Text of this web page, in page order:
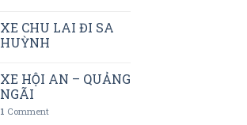
XE CHU LAI ĐI SA
HUỲNH
XE HỘI AN – QUẢNG
NGÃI
1 Comment